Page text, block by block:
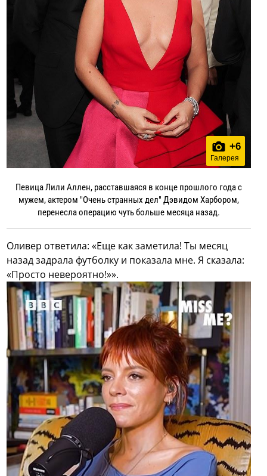
+6
Галерея
Певица Лили Аллен, расставшаяся в конце прошлого года с
мужем, актером "Очень странных дел" Дэвидом Харбором,
перенесла операцию чуть больше месяца назад.
Оливер ответила: «Еще как заметила! Ты месяц
назад задрала футболку и показала мне. Я сказала:
«Просто невероятно!»».